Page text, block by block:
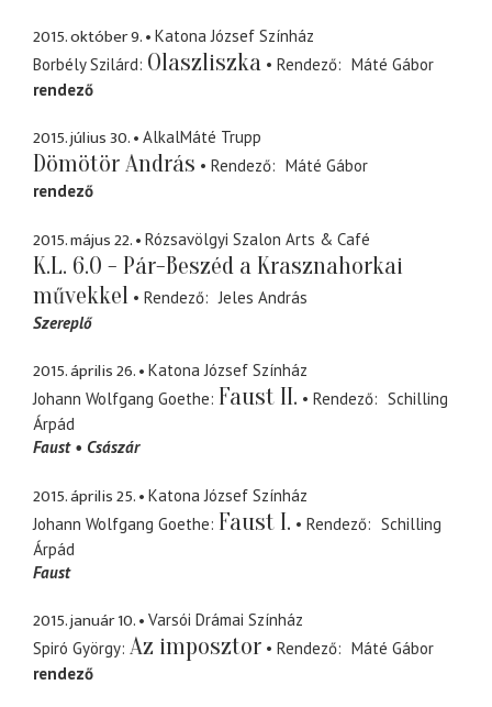
2015. október 9.
Katona József Színház
Borbély Szilárd Olaszliszka Rendező
Máté Gábor
rendező
2015. július 30. AlkalMáté Trupp
Dömötör András Rendező
Máté Gábor
rendező
2015. május 22. Rózsavölgyi Szalon Arts & Café
K.L. 6.0 - Pár-Beszéd a Krasznahorkai
művekkel
Rendező
Jeles András
Szereplő
2015. április 26.
Katona József Színház
Johann Wolfgang Goethe Faust II. Rendező
Schilling
Árpád
Faust
Császár
2015. április 25.
Katona József Színház
Johann Wolfgang Goethe Faust I. Rendező
Schilling
Árpád
Faust
2015. január 10.
Varsói Drámai Színház
Spiró György Az imposztor Rendező
Máté Gábor
rendező